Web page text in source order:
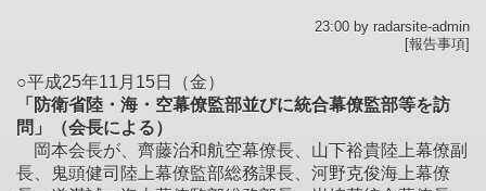
23:00 by radarsite-admin
[報告事項]
○平成25年11月15日（金）
「防衛省陸・海・空幕僚監部並びに統合幕僚監部等を訪
問」（会長による）
岡本会長が、齊藤治和航空幕僚長、山下裕貴陸上幕僚副
長、鬼頭健司陸上幕僚監部総務課長、河野克俊海上幕僚